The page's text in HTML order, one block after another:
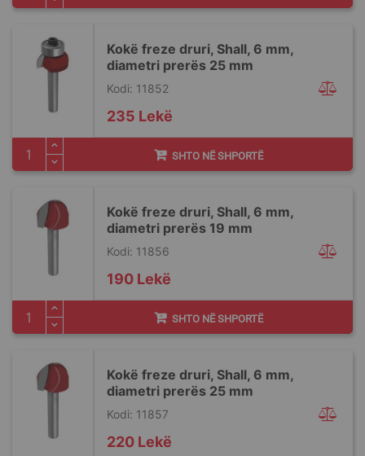
Kokë freze druri, Shall, 6 mm,
diametri prerës 25 mm
Kodi: 11852
235 Lekë
SHTO NË SHPORTË
Kokë freze druri, Shall, 6 mm,
diametri prerës 19 mm
Kodi: 11856
190 Lekë
SHTO NË SHPORTË
Kokë freze druri, Shall, 6 mm,
diametri prerës 25 mm
Kodi: 11857
220 Lekë